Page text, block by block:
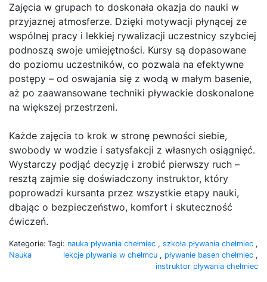
Zajęcia w grupach to doskonała okazja do nauki w
przyjaznej atmosferze. Dzięki motywacji płynącej ze
wspólnej pracy i lekkiej rywalizacji uczestnicy szybciej
podnoszą swoje umiejętności. Kursy są dopasowane
do poziomu uczestników, co pozwala na efektywne
postępy – od oswajania się z wodą w małym basenie,
aż po zaawansowane techniki pływackie doskonalone
na większej przestrzeni.
Każde zajęcia to krok w stronę pewności siebie,
swobody w wodzie i satysfakcji z własnych osiągnięć.
Wystarczy podjąć decyzję i zrobić pierwszy ruch –
resztą zajmie się doświadczony instruktor, który
poprowadzi kursanta przez wszystkie etapy nauki,
dbając o bezpieczeństwo, komfort i skuteczność
ćwiczeń.
Kategorie:
Nauka
Tagi: nauka pływania chełmiec , szkoła pływania chełmiec ,
lekcje pływania w chełmcu , pływanie basen chełmiec ,
instruktor pływania chełmiec